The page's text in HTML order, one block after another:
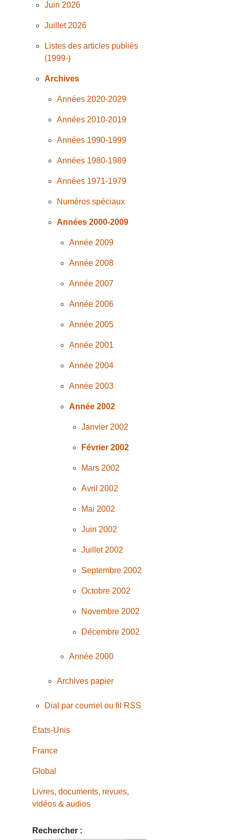
Juin 2026
Juillet 2026
Listes des articles publiés
(1999-)
Archives
Années 2020-2029
Années 2010-2019
Années 1990-1999
Années 1980-1989
Années 1971-1979
Numéros spéciaux
Années 2000-2009
Année 2009
Année 2008
Année 2007
Année 2006
Année 2005
Année 2001
Année 2004
Année 2003
Année 2002
Janvier 2002
Février 2002
Mars 2002
Avril 2002
Mai 2002
Juin 2002
Juillet 2002
Septembre 2002
Octobre 2002
Novembre 2002
Décembre 2002
Année 2000
Archives papier
Dial par courriel ou fil RSS
États-Unis
France
Global
Livres, documents, revues,
vidéos & audios
Rechercher :